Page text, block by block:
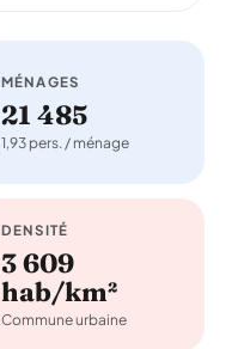
MÉNAGES
21 485
1,93 pers. / ménage
DENSITÉ
3 609
hab/km²
Commune urbaine